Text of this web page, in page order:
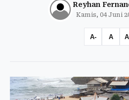
Reyhan
Kamis, 04 Juni
A- A